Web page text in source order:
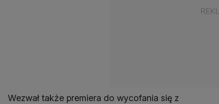
Wezwał także premiera do wycofania się z